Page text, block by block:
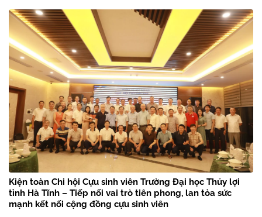
Kiện toàn Chi hội Cựu sinh viên Trường Đại học Thủy lợi
tỉnh Hà Tĩnh – Tiếp nối vai trò tiên phong, lan tỏa sức
mạnh kết nối cộng đồng cựu sinh viên